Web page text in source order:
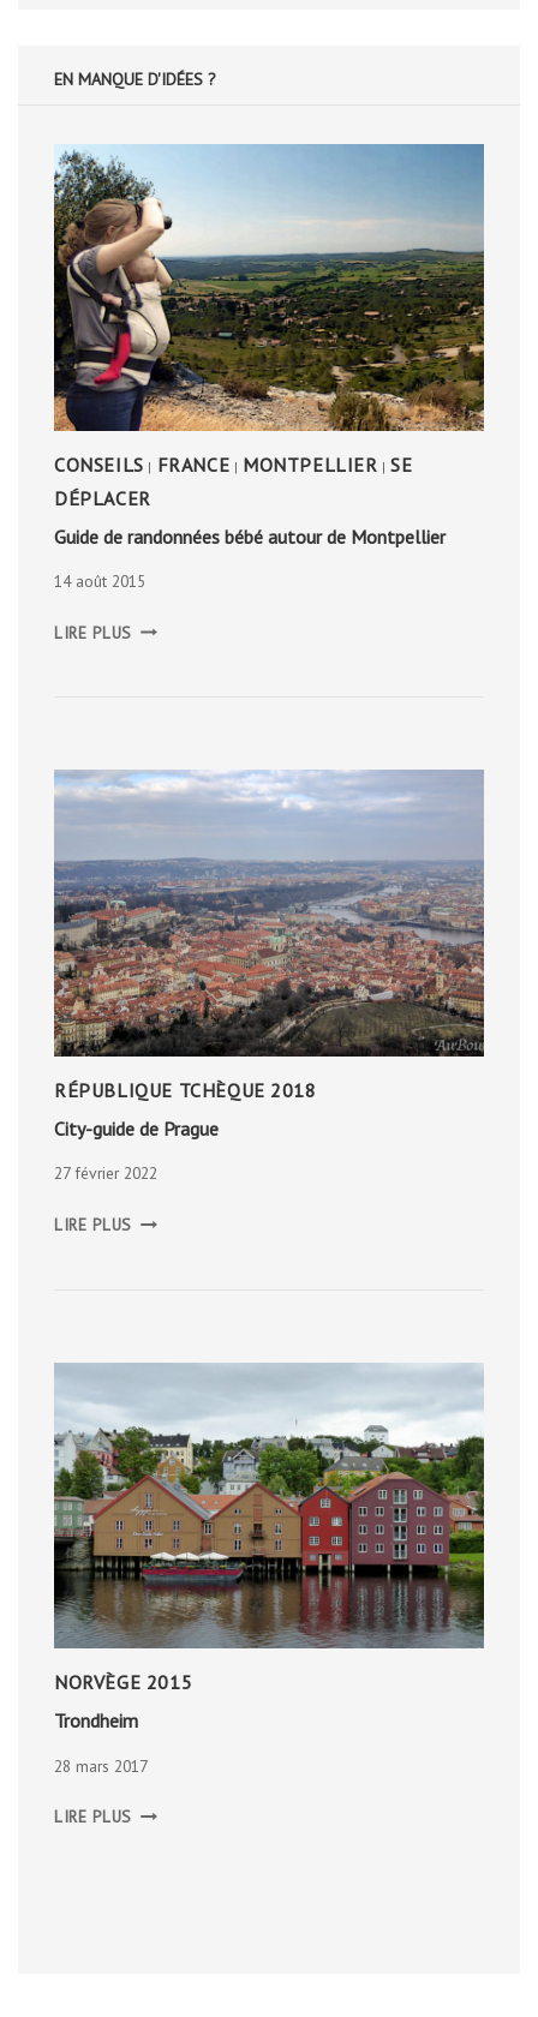
EN MANQUE D'IDÉES ?
CONSEILS | FRANCE | MONTPELLIER |SE
DÉPLACER
Guide de randonnées bébé autour de Montpellier
14 août 2015
LIRE PLUS
RÉPUBLIQUE TCHÈQUE 2018
City-guide de Prague
27 février 2022
LIRE PLUS GUIDE
NORVÈGE 2015
Trondheim
28 mars 2017
LIRE PLUS